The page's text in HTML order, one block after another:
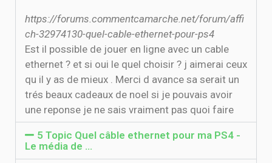
https://forums.commentcamarche.net/forum/affi
ch-32974130-quel-cable-ethernet-pour-ps4
Est il possible de jouer en ligne avec un cable
ethernet ? et si oui le quel choisir ? j aimerai ceux
qu il y as de mieux . Merci d avance sa serait un
trés beaux cadeaux de noel si je pouvais avoir
une reponse je ne sais vraiment pas quoi faire
5 Topic Quel câble ethernet pour ma PS4 -
Le média de ...